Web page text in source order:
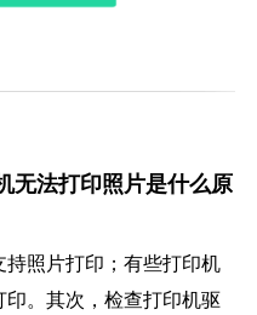
无法打印照片是什么原
照片打印；有些打印机
。其次，检查打印机驱